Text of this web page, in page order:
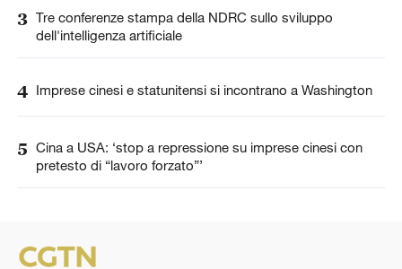
3 Tre conferenze stampa della NDRC sullo sviluppo
dell'intelligenza artificiale
4 Imprese cinesi e statunitensi si incontrano a Washington
5 Cina a USA: ‘stop a repressione su imprese cinesi con
pretesto di “lavoro forzato”’